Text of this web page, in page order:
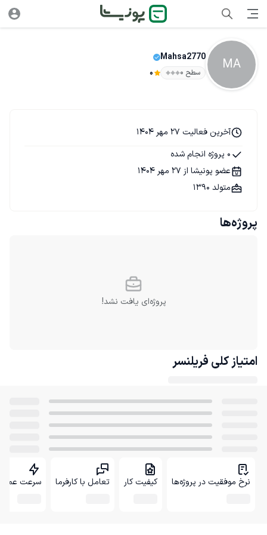
MA
Mahsa2770
سطح ۰ 0
آخرین فعالیت 27 مهر 1404
0 پروژه انجام شده
عضو پونیشا از 27 مهر 1404
متولد 1390
پروژه‌ها
پروژه‌ای یافت نشد!
امتیاز کلی فریلنسر
نرخ موفقیت در پروژه‌ها کیفیت کار تعامل با کارفرما سرعت عمل